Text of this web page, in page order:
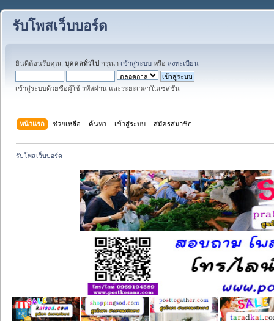
รับโพสเว็บบอร์ด
ยินดีต้อนรับคุณ, บุคคลทั่วไป กรุณา เข้าสู่ระบบ หรือ ลงทะเบียน
เข้าสู่ระบบด้วยชื่อผู้ใช้ รหัสผ่าน และระยะเวลาในเซสชั่น
หน้าแรก ช่วยเหลือ ค้นหา เข้าสู่ระบบ สมัครสมาชิก
รับโพสเว็บบอร์ด